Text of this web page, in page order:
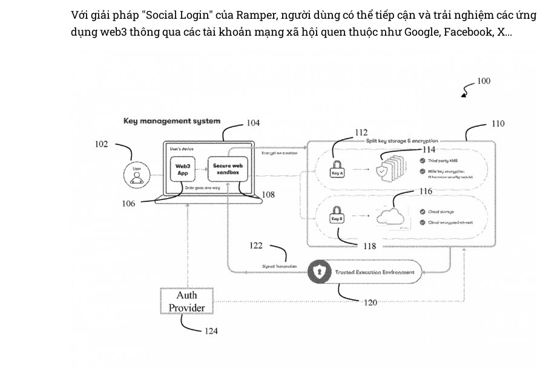
Với giải pháp "Social Login" của Ramper, người dùng có thể tiếp cận và trải nghiệm các ứng
dụng web3 thông qua các tài khoản mạng xã hội quen thuộc như Google, Facebook, X...